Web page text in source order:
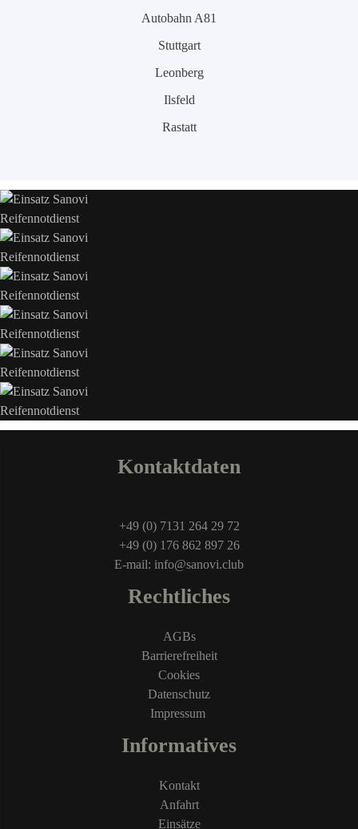
Autobahn A81
Stuttgart
Leonberg
Ilsfeld
Rastatt
Kontaktdaten
+49 (0) 7131 264 29 72
+49 (0) 176 862 897 26
E-mail: info@sanovi.club
Rechtliches
AGBs
Barrierefreiheit
Cookies
Datenschutz
Impressum
Informatives
Kontakt
Anfahrt
Einsätze